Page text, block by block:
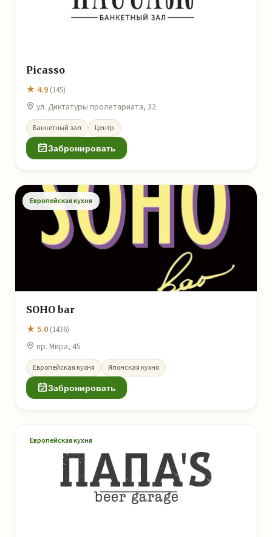
Picasso
★ 4.9 (145)
ул. Диктатуры пролетариата, 32
Банкетный зал Центр
Забронировать
Европейская кухня
SOHO bar
★ 5.0 (1436)
пр. Мира, 45
Европейская кухня Японская кухня
Забронировать
Европейская кухня